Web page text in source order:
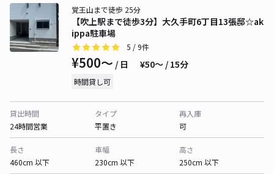
【吹上駅まで徒歩3分】大久手町6丁目13張邸☆ak
ippa駐車場
覚王山まで徒歩 25分
5 / 9件
¥500〜 / 日 ¥50〜 / 15分
時間貸し可
貸出時間
24時間営業
タイプ
平置き
再入庫
可
長さ
460cm 以下
車幅
230cm 以下
高さ
250cm 以下